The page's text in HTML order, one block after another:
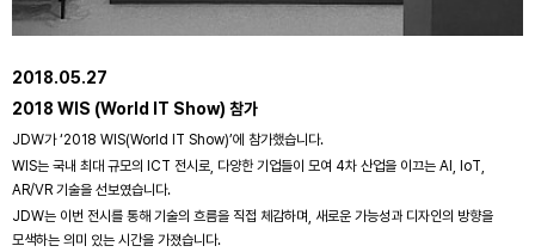
2018.05.27
2018 WIS (World IT Show) 참가
JDW가 ‘2018 WIS(World IT Show)’에 참가했습니다.
WIS는 국내 최대 규모의 ICT 전시로, 다양한 기업들이 모여 4차 산업을 이끄는 AI, IoT,
AR/VR 기술을 선보였습니다.
JDW는 이번 전시를 통해 기술의 흐름을 직접 체감하며, 새로운 가능성과 디자인의 방향을
모색하는 의미 있는 시간을 가졌습니다.